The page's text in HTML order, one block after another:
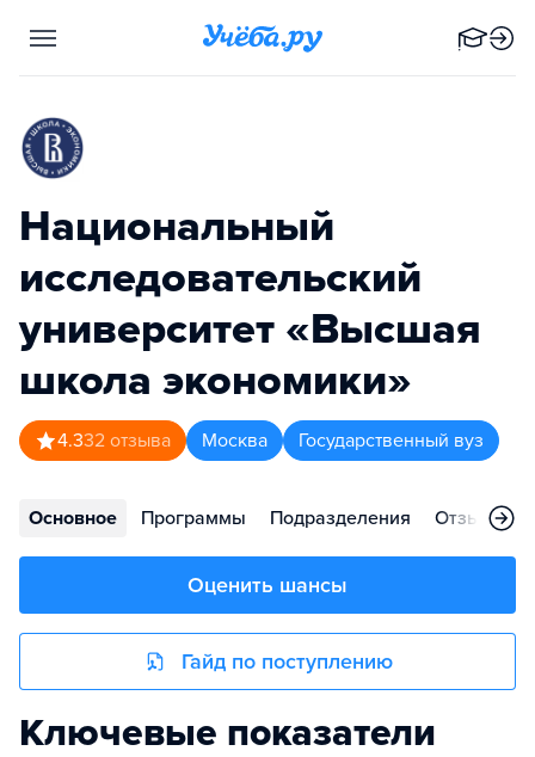
Национальный
исследовательский
университет «Высшая
школа экономики»
4.332 отзыва Москва Государственный вуз
Основное Программы Подразделения Отзывы
Оценить шансы
Гайд по поступлению
Ключевые показатели